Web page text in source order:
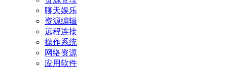
聊天娱乐
资源编辑
远程连接
操作系统
网络资源
应用软件